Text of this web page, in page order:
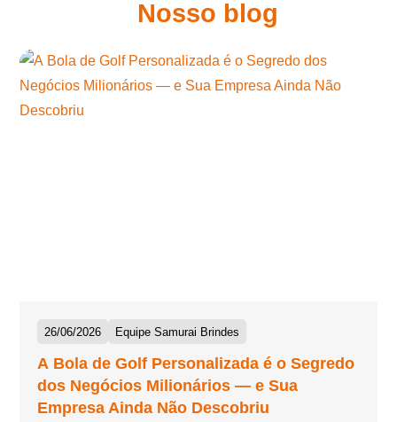
Nosso blog
26/06/2026 Equipe Samurai Brindes
A Bola de Golf Personalizada é o Segredo
dos Negócios Milionários — e Sua
Empresa Ainda Não Descobriu